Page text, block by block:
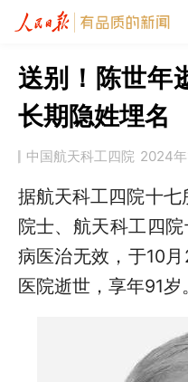
送别！陈世年
长期隐姓埋名
中国航天科工四院 2024
据航天科工四院十
院士、航天科工四
病医治无效，于10
医院逝世，享年91岁。